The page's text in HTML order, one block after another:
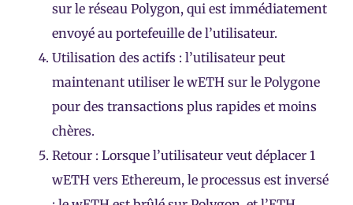
sur le réseau Polygon, qui est immédiatement
envoyé au portefeuille de l’utilisateur.
Utilisation des actifs : l’utilisateur peut
maintenant utiliser le wETH sur le Polygone
pour des transactions plus rapides et moins
chères.
Retour : Lorsque l’utilisateur veut déplacer 1
wETH vers Ethereum, le processus est inversé